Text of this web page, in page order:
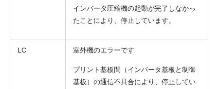
インバータ圧縮機の起動が完了しなかっ
たことにより、停止しています。
LC 室外機のエラーです
プリント基板間（インバータ基板と制御
基板）の通信不具合により、停止してい